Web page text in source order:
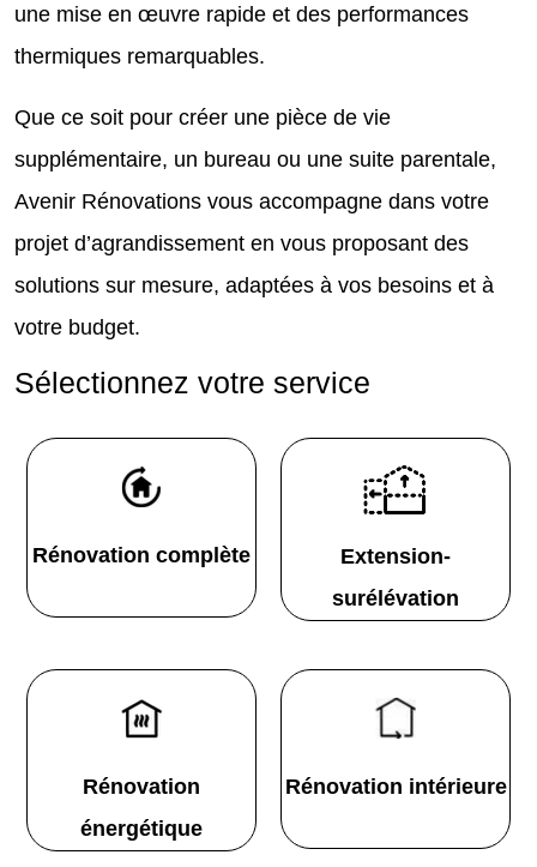
une mise en œuvre rapide et des performances
thermiques remarquables.
Que ce soit pour créer une pièce de vie
supplémentaire, un bureau ou une suite parentale,
Avenir Rénovations vous accompagne dans votre
projet d’agrandissement en vous proposant des
solutions sur mesure, adaptées à vos besoins et à
votre budget.
Sélectionnez votre service
Rénovation complète
Extension-
surélévation
Rénovation
énergétique
Rénovation intérieure